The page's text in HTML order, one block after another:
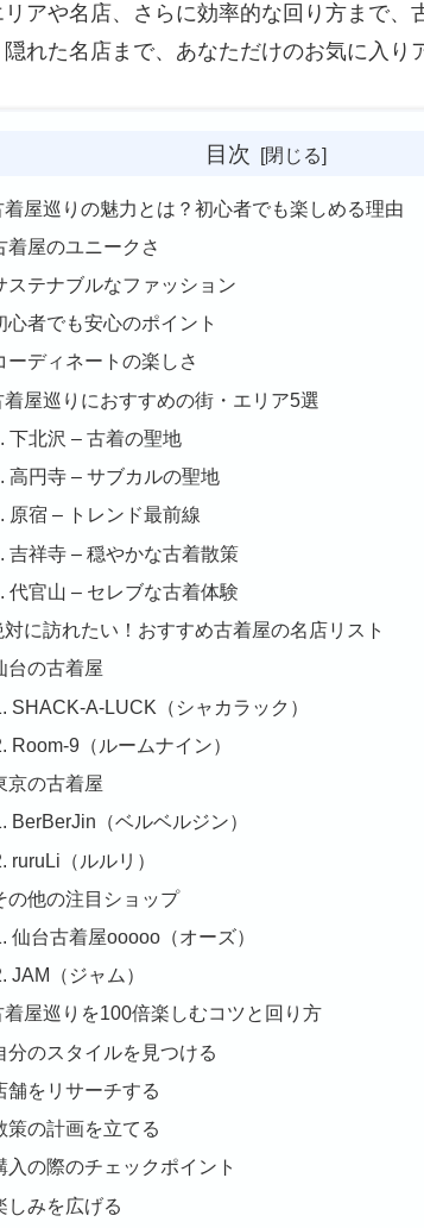
アや名店、さらに効率的な回り方まで
れた名店まで、あなただけのお気に入り
目次
着屋巡りの魅力とは？初心者でも楽しめる理由
着屋のユニークさ
ステナブルなファッション
心者でも安心のポイント
ーディネートの楽しさ
着屋巡りにおすすめの街・エリア5選
下北沢 – 古着の聖地
高円寺 – サブカルの聖地
原宿 – トレンド最前線
吉祥寺 – 穏やかな古着散策
代官山 – セレブな古着体験
対に訪れたい！おすすめ古着屋の名店リスト
台の古着屋
SHACK-A-LUCK（シャカラック）
Room-9（ルームナイン）
京の古着屋
BerBerJin（ベルベルジン）
ruruLi（ルルリ）
の他の注目ショップ
仙台古着屋ooooo（オーズ）
JAM（ジャム）
着屋巡りを100倍楽しむコツと回り方
分のスタイルを見つける
舗をリサーチする
策の計画を立てる
入の際のチェックポイント
しみを広げる